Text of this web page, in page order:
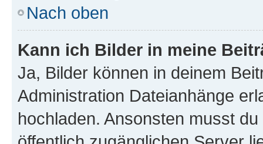
Nach oben
Kann ich Bilder in meine
Ja, Bilder können in deinem
Administration Dateianhänge
hochladen. Ansonsten musst